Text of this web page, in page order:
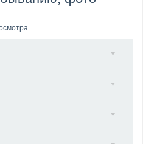
новую волну участ...